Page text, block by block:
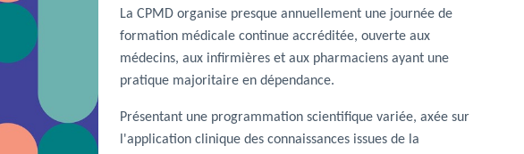
La CPMD organise presque annuellement une journée de
formation médicale continue accréditée, ouverte aux
médecins, aux infirmières et aux pharmaciens ayant une
pratique majoritaire en dépendance.
Présentant une programmation scientifique variée, axée sur
l'application clinique des connaissances issues de la